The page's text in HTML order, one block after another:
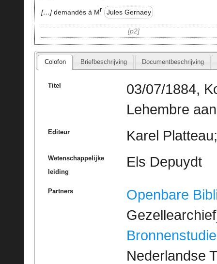
… demandés à Mr Jules Gernaey
p2
Colofon Briefbeschrijving Documentbeschrijving
Titel
03/07/1884,
Lehembre
Editeur Karel
Wetenschappelijke
leiding
Els Depuydt
Partners
Openbare
Bronnenstudie
Nederlandse